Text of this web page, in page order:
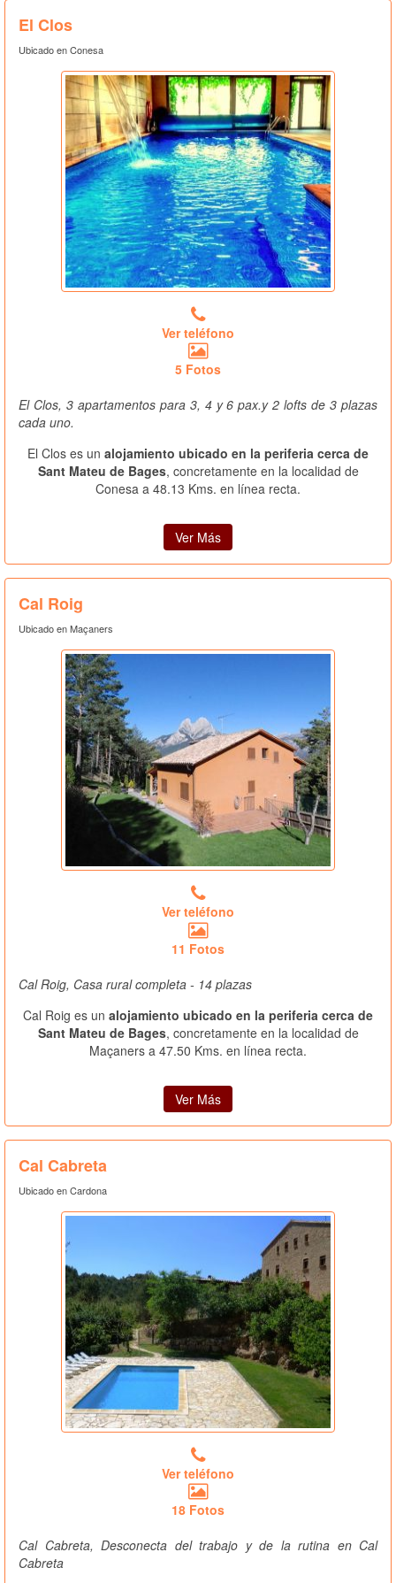
El Clos
Ubicado en Conesa
Ver teléfono
5 Fotos
El Clos, 3 apartamentos para 3, 4 y 6 pax.y 2 lofts de 3 plazas
cada uno.
El Clos es un alojamiento ubicado en la periferia cerca de
Sant Mateu de Bages, concretamente en la localidad de
Conesa a 48.13 Kms. en línea recta.
Ver Más
Cal Roig
Ubicado en Maçaners
Ver teléfono
11 Fotos
Cal Roig, Casa rural completa - 14 plazas
Cal Roig es un alojamiento ubicado en la periferia cerca de
Sant Mateu de Bages, concretamente en la localidad de
Maçaners a 47.50 Kms. en línea recta.
Ver Más
Cal Cabreta
Ubicado en Cardona
Ver teléfono
18 Fotos
Cal Cabreta, Desconecta del trabajo y de la rutina en Cal
Cabreta